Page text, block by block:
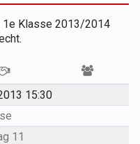
1e Klasse 2013/2014
15:30
11